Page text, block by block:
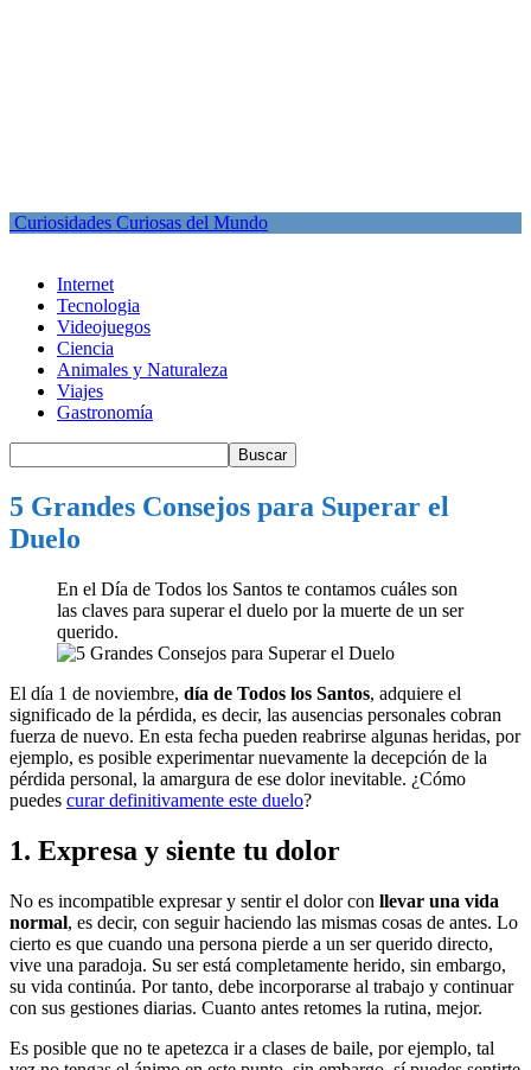
Curiosidades Curiosas del Mundo
Internet
Tecnologia
Videojuegos
Ciencia
Animales y Naturaleza
Viajes
Gastronomía
5 Grandes Consejos para Superar el
Duelo
En el Día de Todos los Santos te contamos cuáles son
las claves para superar el duelo por la muerte de un ser
querido.
El día 1 de noviembre, día de Todos los Santos, adquiere el
significado de la pérdida, es decir, las ausencias personales cobran
fuerza de nuevo. En esta fecha pueden reabrirse algunas heridas, por
ejemplo, es posible experimentar nuevamente la decepción de la
pérdida personal, la amargura de ese dolor inevitable. ¿Cómo
puedes curar definitivamente este duelo?
1. Expresa y siente tu dolor
No es incompatible expresar y sentir el dolor con llevar una vida
normal, es decir, con seguir haciendo las mismas cosas de antes. Lo
cierto es que cuando una persona pierde a un ser querido directo,
vive una paradoja. Su ser está completamente herido, sin embargo,
su vida continúa. Por tanto, debe incorporarse al trabajo y continuar
con sus gestiones diarias. Cuanto antes retomes la rutina, mejor.
Es posible que no te apetezca ir a clases de baile, por ejemplo, tal